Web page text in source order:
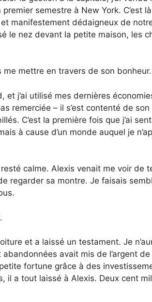
semestre à New York. C’est là
manifestement dédaigneux de
le nez devant la petite maison, les
me mettre en travers de son bonheur.
et j’ai utilisé mes dernières
remerciée – il s’est contenté de
C’est la première fois que j’ai
à cause d’un monde auquel je
calme. Alexis venait me voir de
regarder sa montre. Je faisais
et a laissé un testament. Je
abandonnées avait mis de l’argent
fortune grâce à des
il a tout laissé à Alexis. Deux cent